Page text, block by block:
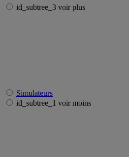
id_subtree_3 voir plus
Simulateurs
id_subtree_1 voir moins